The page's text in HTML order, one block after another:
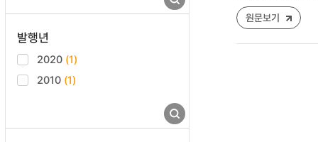
발행년
2020 (1)
2010 (1)
원문보기